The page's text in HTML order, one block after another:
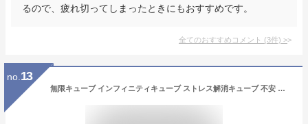
るので、疲れ切ってしまったときにもおすすめです。
全てのおすすめコメント (3件) >
no. 13
無限キューブ インフィニティキューブ ストレス解消キューブ 不安 緊張 眠気覚まし リリーフ玩具 アルミニウム合金 送料無料 メール便